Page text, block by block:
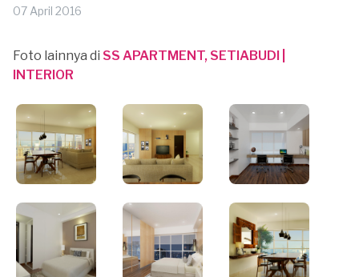
07 April 2016
Foto lainnya di SS APARTMENT, SETIABUDI |
INTERIOR